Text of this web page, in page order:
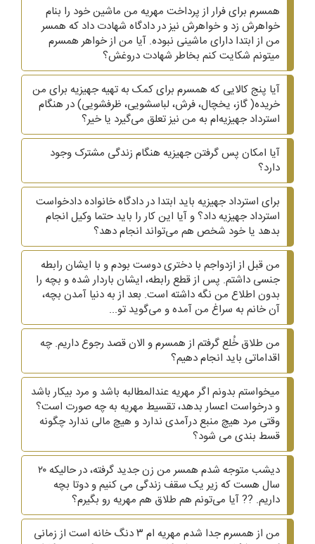
همسرم برای فرار از پرداخت مهریه من ماشین خود را بنام
خواهرش زد و خواهرش نیز در دادگاه شهادت داد که همسر
من از ابتدا دارای ماشینی نبوده. آیا من از خواهر همسرم
میتونم شکایت کنم بخاطر شهادت دروغش؟
آیا پنج کالایی که همسرم برای کمک به تهیه جهیزیه برای من
خریده( گاز، یخچال، فرش، لباسشویی، ظرفشویی)‌ در هنگام
استرداد جهیزیه‌ام به من نیز تعلق می‌گیرد یا خیر؟
آیا امکان پس گرفتن جهیزیه هنگام زندگی مشترک وجود
دارد؟
برای استرداد جهیزیه باید ابتدا در دادگاه خانواده دادخواست
استرداد جهیزیه داد؟ و آیا این کار را باید حتما وکیل انجام
بدهد یا خود شخص هم می‌تواند انجام دهد؟
من قبل از ازدواجم با دختری دوست بودم و با ایشان رابطه
جنسی داشتم. پس از قطع رابطه، ایشان باردار شده و بچه را
بدون اطلاع من نگه داشته است. بعد از به دنیا آمدن بچه،
آن خانم به سراغ من آمده و می‌گوید تو...
من طلاق خُلع گرفتم از همسرم و الان قصد رجوع داریم. چه
اقداماتی باید انجام دهیم؟
میخواستم بدونم اگر مهریه عندالمطالبه باشد و مرد بیکار باشد
و درخواست اعسار بدهد، تقسیط مهریه به چه صورت است؟
وقتی مرد هیچ منبع درآمدی ندارد و هیچ مالی ندارد چگونه
قسط بندی می شود؟
دیشب متوجه شدم همسر من زن جدید گرفته، در حالیکه ۲۰
سال هست که زیر یک سقف زندگی می کنیم و دوتا بچه
داریم. ?? آیا می‌تونم هم طلاق هم مهریه رو بگیرم؟
من از همسرم جدا شدم مهریه ام ۳ دنگ خانه است از زمانی